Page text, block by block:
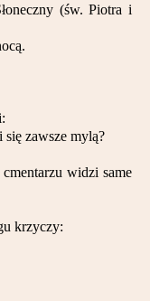
(św. Piotra i
się zawsze mylą?
widzi same
krzyczy: